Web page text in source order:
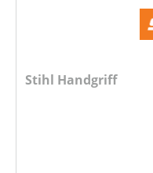
Stihl Handgriff